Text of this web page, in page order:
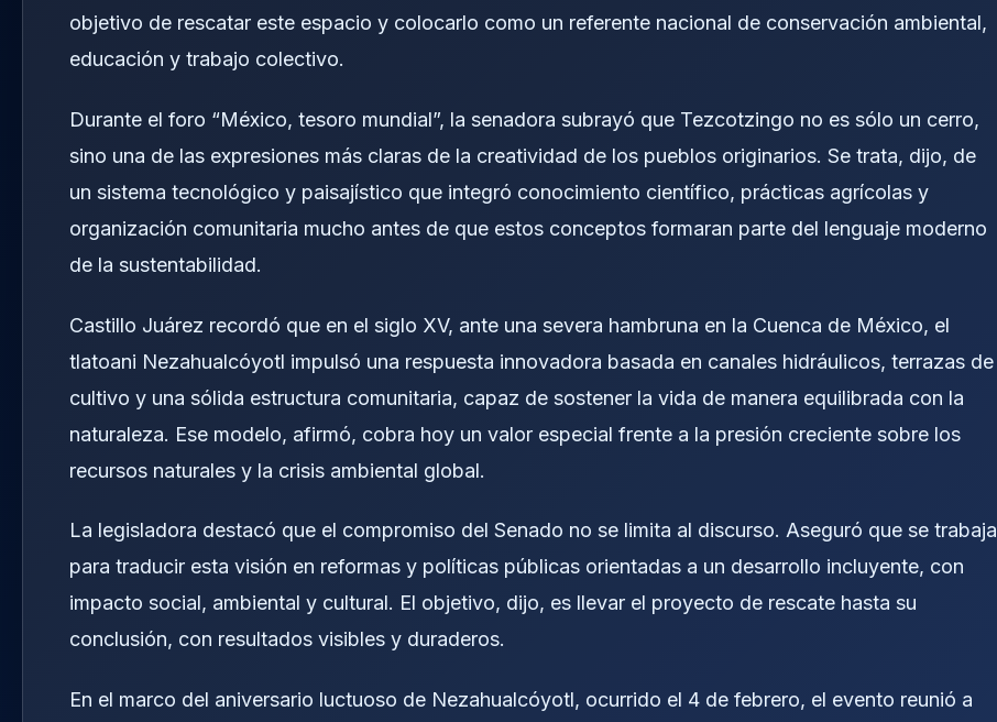
objetivo de rescatar este espacio y colocarlo como un referente nacional de conservación ambiental,
educación y trabajo colectivo.
Durante el foro “México, tesoro mundial”, la senadora subrayó que Tezcotzingo no es sólo un cerro,
sino una de las expresiones más claras de la creatividad de los pueblos originarios. Se trata, dijo, de
un sistema tecnológico y paisajístico que integró conocimiento científico, prácticas agrícolas y
organización comunitaria mucho antes de que estos conceptos formaran parte del lenguaje moderno
de la sustentabilidad.
Castillo Juárez recordó que en el siglo XV, ante una severa hambruna en la Cuenca de México, el
tlatoani Nezahualcóyotl impulsó una respuesta innovadora basada en canales hidráulicos, terrazas de
cultivo y una sólida estructura comunitaria, capaz de sostener la vida de manera equilibrada con la
naturaleza. Ese modelo, afirmó, cobra hoy un valor especial frente a la presión creciente sobre los
recursos naturales y la crisis ambiental global.
La legisladora destacó que el compromiso del Senado no se limita al discurso. Aseguró que se trabaja
para traducir esta visión en reformas y políticas públicas orientadas a un desarrollo incluyente, con
impacto social, ambiental y cultural. El objetivo, dijo, es llevar el proyecto de rescate hasta su
conclusión, con resultados visibles y duraderos.
En el marco del aniversario luctuoso de Nezahualcóyotl, ocurrido el 4 de febrero, el evento reunió a